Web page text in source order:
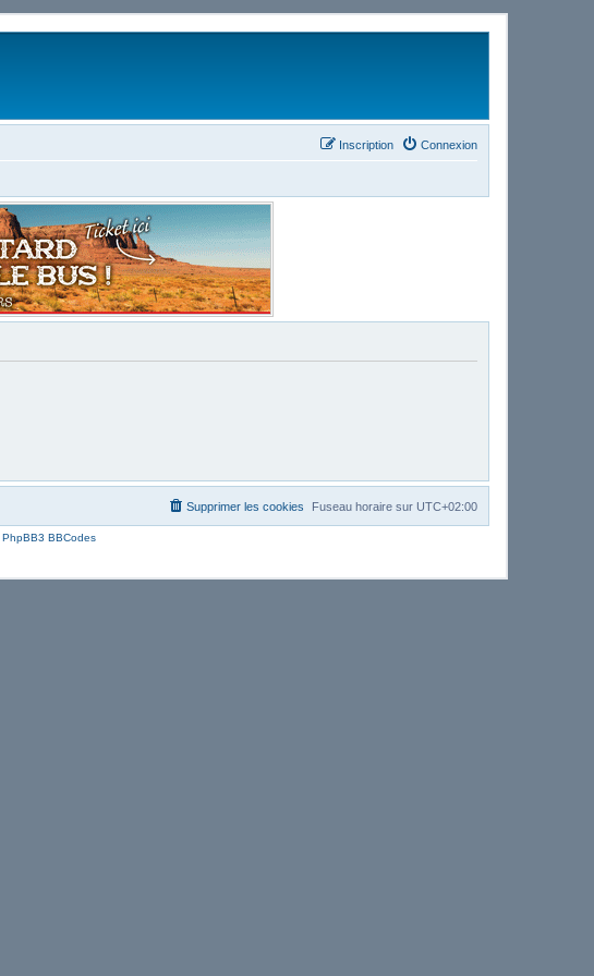
Connexion
Inscription
Fuseau horaire sur UTC+02:00
Supprimer les cookies
PhpBB3 BBCodes